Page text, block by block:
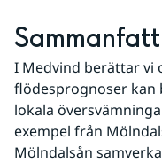
I Medvind berättar vi
flödesprognoser kan
lokala
exempel från
Mölndalsån